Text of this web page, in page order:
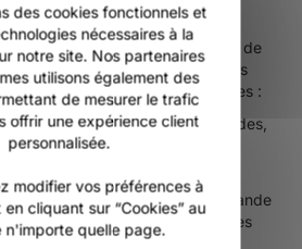
nous proposons différents types de
à toutes les conditions. Nos
se déclinent en plusieurs catégories :
: Idéales pour leseauxplus froides,
protection maximale
pour les eaux
chaudes et une grande
avec desmanches
et jambes
des cookies fonctionnels et
nécessaires à la
notre site. Nos partenaires
utilisons également des
de mesurer le trafic
offrir une expérience client
personnalisée.
modifier vos préférences à
cliquant sur “Cookies” au
n'importe quelle page.